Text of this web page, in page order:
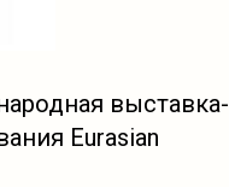
выставка-
Eurasian